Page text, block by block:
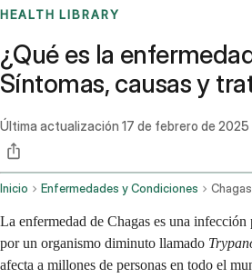
HEALTH LIBRARY
¿Qué es la
Síntomas, causas y
Última actualización 17 de febrero de 2025
Inicio Enfermedades y Condiciones
La enfermedad de Chagas es una infección
por un organismo diminuto llamado
afecta a millones de personas en todo el